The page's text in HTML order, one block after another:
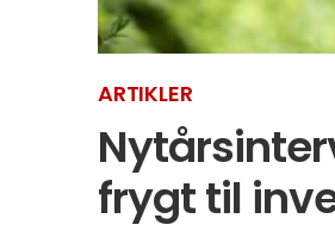
ARTIKLER
frygt til